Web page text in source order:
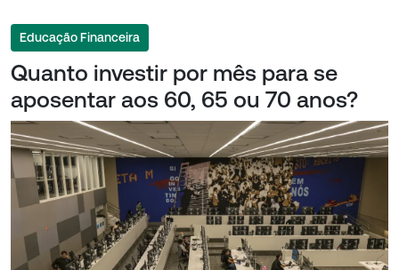
Educação Financeira
Quanto investir por mês para se
aposentar aos 60, 65 ou 70 anos?